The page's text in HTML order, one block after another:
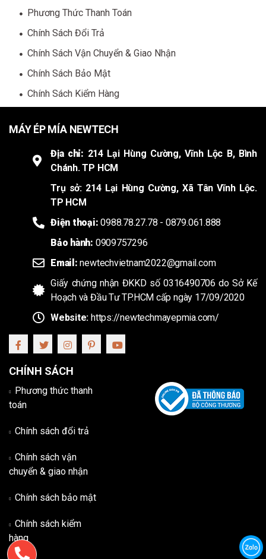
Phương Thức Thanh Toán
Chính Sách Đổi Trả
Chính Sách Vận Chuyển & Giao Nhận
Chính Sách Bảo Mật
Chính Sách Kiểm Hàng
MÁY ÉP MÍA NEWTECH
Địa chỉ: 214 Lại Hùng Cường, Vĩnh Lộc B, Bình
Chánh. TP HCM
Trụ sở: 214 Lại Hùng Cường, Xã Tân Vĩnh Lộc.
TP HCM
Điện thoại:0988.78.27.78 - 0879.061.888
Bảo hành: 0909757296
Email:newtechvietnam2022@gmail.com
Giấy chứng nhận ĐKKD số 0316490706 do Sở Kế
Hoạch và Đầu Tư TP.HCM cấp ngày 17/09/2020
Website: https://newtechmayepmia.com/
CHÍNH SÁCH
Phương thức thanh
toán
Chính sách đổi trả
Chính sách vận
chuyển & giao nhận
Chính sách bảo mật
Chính sách kiểm
hàng